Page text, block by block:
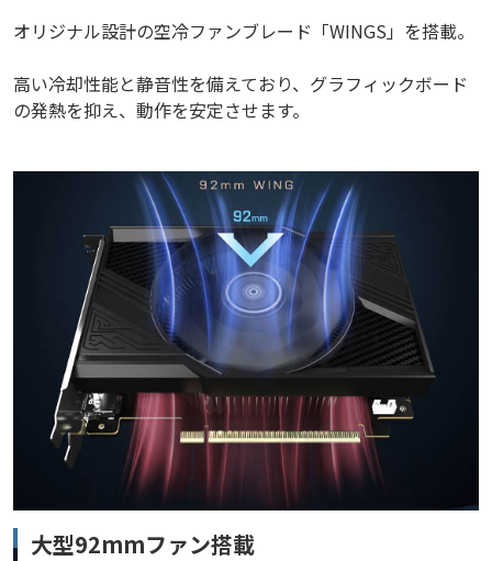
オリジナル設計の空冷ファンブレード「WINGS」を搭載。
高い冷却性能と静音性を備えており、グラフィックボード
の発熱を抑え、動作を安定させます。
大型92mmファン搭載